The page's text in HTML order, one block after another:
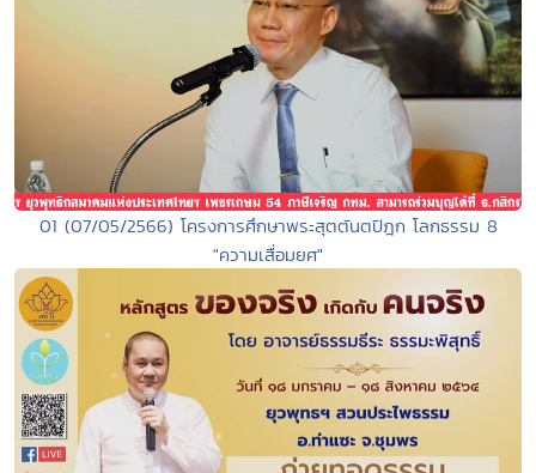
01 (07/05/2566) โครงการศึกษาพระสุตตันตปิฎก โลกธรรม 8
"ความเสื่อมยศ"